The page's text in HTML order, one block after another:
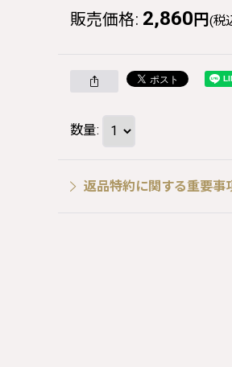
販売価格: 2,860 円 (税
数量:
返品特約に関する重要事